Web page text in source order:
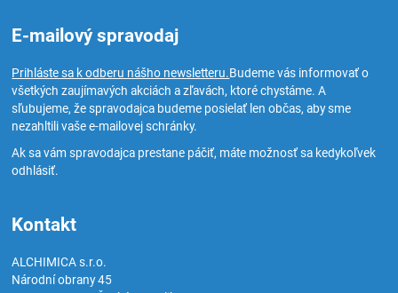
E-mailový spravodaj
Prihláste sa k odberu nášho newsletteru.Budeme vás informovať o
všetkých zaujímavých akciách a zľavách, ktoré chystáme. A
sľubujeme, že spravodajca budeme posielať len občas, aby sme
nezahltili vaše e-mailovej schránky.
Ak sa vám spravodajca prestane páčiť, máte možnosť sa kedykoľvek
odhlásiť.
Kontakt
ALCHIMICA s.r.o.
Národní obrany 45